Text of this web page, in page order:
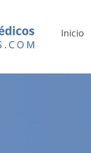
Inicio